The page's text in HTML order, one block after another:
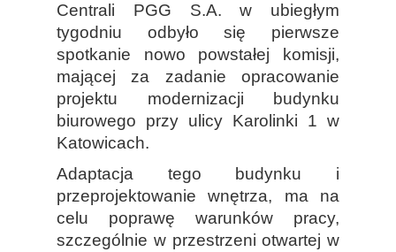
Centrali PGG S.A. w ubiegłym
tygodniu odbyło się pierwsze
spotkanie nowo powstałej komisji,
mającej za zadanie opracowanie
projektu modernizacji budynku
biurowego przy ulicy Karolinki 1 w
Katowicach.
Adaptacja tego budynku i
przeprojektowanie wnętrza, ma na
celu poprawę warunków pracy,
szczególnie w przestrzeni otwartej w